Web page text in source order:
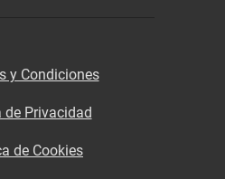
y Condiciones
de Privacidad
de Cookies